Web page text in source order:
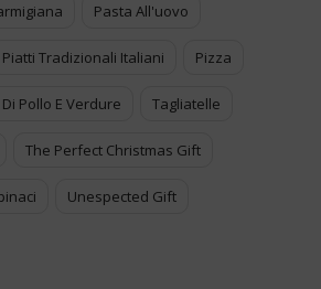
Pasta All'uovo
Piatti Tradizionali Italiani Pizza
Pollo E Verdure Tagliatelle
The Perfect Christmas Gift
Unespected Gift